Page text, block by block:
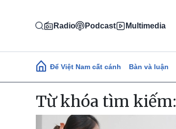
Radio Podcast Multimedia
Main navigation
Để Việt Nam cất cánh Bàn và luận
Từ khóa tìm kiếm: